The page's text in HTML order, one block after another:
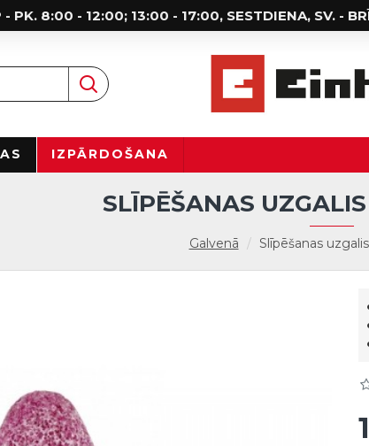
- PK. 8:00 - 12:00; 13:00 - 17:00, SESTDIENA, SV. -
IZPĀRDOŠANA
Galvenā Slīpēšanas
SLĪPĒŠANAS